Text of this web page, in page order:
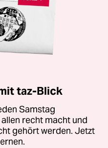
taz-Blick
Samstag
recht macht und
gehört werden. Jetzt